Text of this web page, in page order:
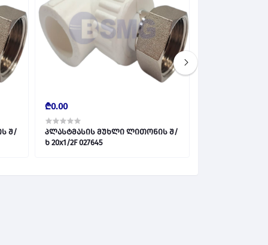
შ/
₾0.00
პლასტმასის მუხლი ლითონის შ/
ხ 20x1/2F 027645